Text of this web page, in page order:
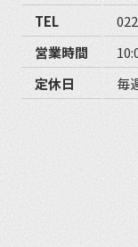
TEL
営業時間
定休日
毎